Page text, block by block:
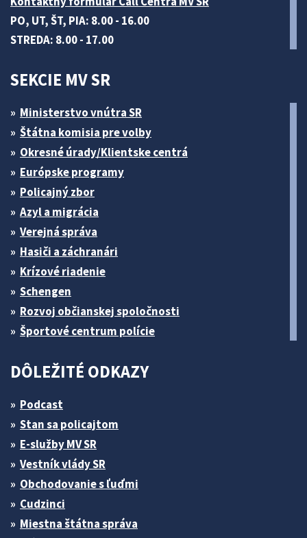
PO, UT, ŠT, PIA: 8.00 - 16.00
STREDA: 8.00 - 17.00
SEKCIE MV SR
Ministerstvo vnútra SR
Štátna komisia pre volby
Okresné úrady/Klientske centrá
Európske programy
Policajný zbor
Azyl a migrácia
Verejná správa
Hasiči a záchranári
Krízové riadenie
Schengen
Rozvoj občianskej spoločnosti
Športové centrum polície
DÔLEŽITÉ ODKAZY
Podcast
Stan sa policajtom
E-služby MV SR
Vestník vlády SR
Obchodovanie s ľuďmi
Cudzinci
Miestna štátna správa